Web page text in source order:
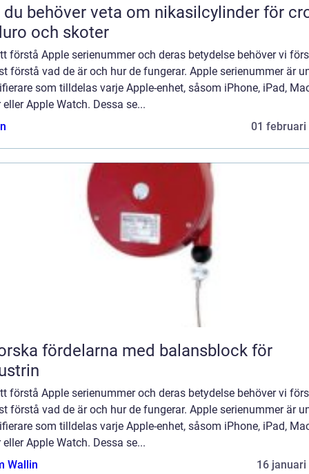
behöver veta om nikasilcylinder för
och skoter
förstå Apple serienummer och deras betydelse behöver vi
förstå vad de är och hur de fungerar. Apple serienummer är
som tilldelas varje Apple-enhet, såsom iPhone, iPad,
Apple Watch. Dessa se...
01 februari
fördelarna med balansblock för
förstå Apple serienummer och deras betydelse behöver vi
förstå vad de är och hur de fungerar. Apple serienummer är
som tilldelas varje Apple-enhet, såsom iPhone, iPad,
Apple Watch. Dessa se...
Wallin
16 januari